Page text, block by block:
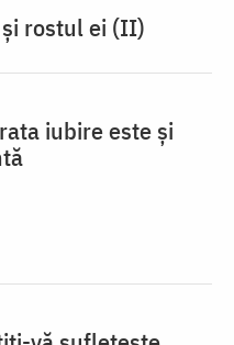
rostul ei (II)
iubire este și